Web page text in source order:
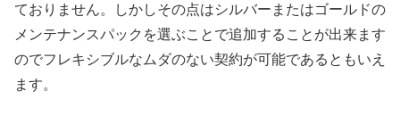
ておりません。しかしその点はシルバーまたはゴールドの
メンテナンスパックを選ぶことで追加することが出来ます
のでフレキシブルなムダのない契約が可能であるともいえ
ます。